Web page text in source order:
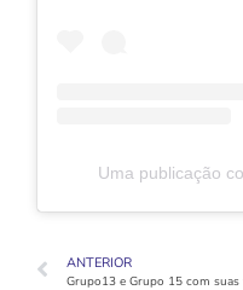
Uma publicação
ANTERIOR